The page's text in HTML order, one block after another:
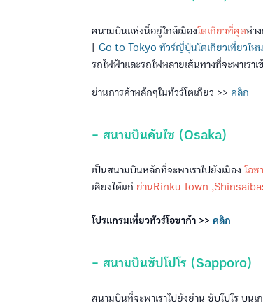
สนามบินแห่งนี้อยู่ใกล้เมืองโตเกียวที่สุดห่า
Go to Tokyo ทัวร์ญี่ปุ่นโตเกียวเที่ยวไห
รถไฟฟ้าและรถไฟหลายเส้นทางที่จะพาเรา
ย่านการค้าหลักๆในทัวร์โตเกียว >> คลิก
- สนามบินคันไซ (Osaka)
เป็นสนามบินหลักที่จะพาเราไปยังเมือง โอซ
เสียงได้แก่ ย่านRinku Town
โปรแกรมเที่ยวทัวร์โอซาก้า >> คลิก
- สนามบินซัปโปโร (Sapporo)
สนามบินที่จะพาเราไปยังย่าน ซับโปโร บน